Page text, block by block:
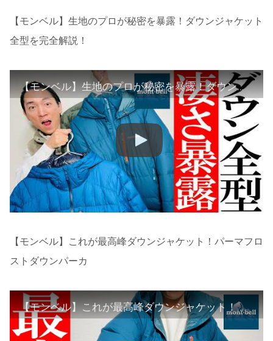
【モンベル】生地のプロが秘密を暴露！ダウンジャケット
全型を完全解説！
【モンベル】生地のプロが秘密を暴露！ダウンジャケット全型を完全解説！
【モンベル】これが最高峰ダウンジャケット！パーマフロ
ストダウンパーカ
【モンベル】これが最高峰ダウンジャケット！パーマフロストダウンパーカ